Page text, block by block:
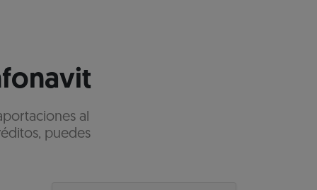
al
puedes